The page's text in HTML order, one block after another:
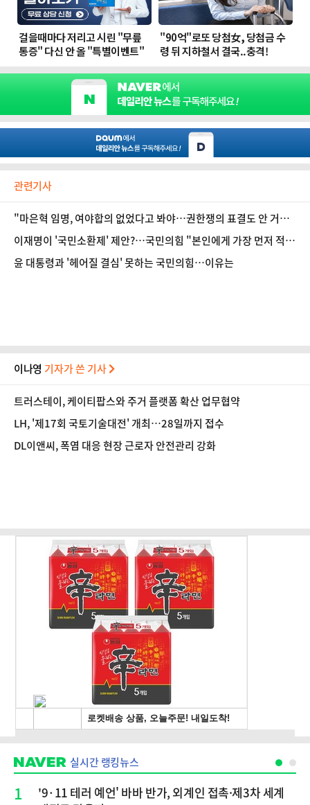
관련기사
"마은혁 임명, 여야합의 없었다고 봐야…권한쟁의 표결도 안 거쳐
흠결 명백" [법조계에 물어보니 620]
이재명이 '국민소환제' 제안?…국민의힘 "본인에게 가장 먼저 적용
돼야"
윤 대통령과 '헤어질 결심' 못하는 국민의힘…이유는
이나영 기자가 쓴 기사
트러스테이, 케이티팝스와 주거 플랫폼 확산 업무협약
LH, '제17회 국토기술대전' 개최…28일까지 접수
DL이앤씨, 폭염 대응 현장 근로자 안전관리 강화
실시간 랭킹뉴스
1
'9·11 테러 예언' 바바 반가, 외계인 접촉·제3차 세계